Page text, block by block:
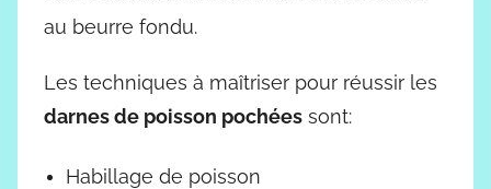
au beurre fondu.
Les techniques à maîtriser pour réussir les
darnes de poisson pochées sont:
Habillage de poisson